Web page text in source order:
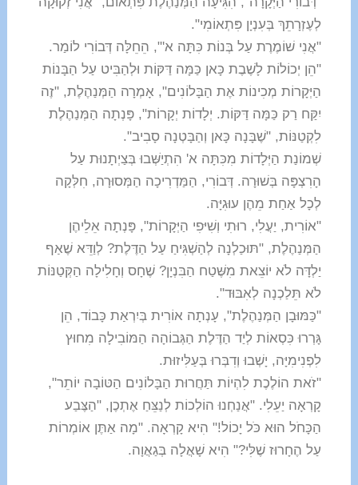
לְעֶזְרָתֵךְ בְּעִנְיָן פִּתְאוֹמִי".
"אֲנִי שׁוֹמֶרֶת עַל בְּנוֹת כִּתָּה א'", הֵחֵלָּה דְּבוֹרִי לוֹמַר.
"הֵן יְכוֹלוֹת לָשֶׁבֶת כָּאן כַּמָּה דַּקּוֹת וּלְהַבִּיט עַל הַבָּנוֹת
הַיְּקָרוֹת מְכִינוֹת אֶת הַבָּלוֹנִים", אָמְרָה הַמְּנַהֶלֶת, "זֶה
יִקַּח רַק כַּמָּה דַּקּוֹת. יְלָדוֹת יְקָרוֹת", פָּנְתָה הַמְּנַהֶלֶת
לִקְטַנּוֹת, "שֶׁבָּנָה כָּאן וְהַבָּטְנָה סָבִיב".
שְׁמוֹנַת הַיְּלָדוֹת מִכִּתָּה א' הִתְיַשְּׁבוּ בְּצַיְתָנוּת עַל
הָרִצְפָּה בְּשׁוּרָה. דְּבוֹרִי, הַמַּדְרִיכָה הַמְּסוּרָה, חִלְּקָה
לְכָל אַחַת מֵהֶן עוּגִיָּה.
"אוֹרִית, יַעֲלִי, רוּתִי וְשִׁיּפִי הַיְּקָרוֹת", פָּנְתָה אֵלֵיהֶן
הַמְּנַהֶלֶת, "תּוּכַלְנָה לְהַשְׁגִּיחַ עַל הַדֶּלֶת? לְוַדֵּא שֶׁאַף
יַלְדָּה לֹא יוֹצֵאת מִשֶּׁטַח הַבִּנְיָן? שֶׁחָס וְחָלִילָה הַקְּטַנּוֹת
לֹא תֵּלַכְנָה לְאִבּוּד".
"כַּמּוּבָן הַמְּנַהֶלֶת", עָנְתָה אוֹרִית בְּיִרְאַת כָּבוֹד, הֵן
גָּרְרוּ כִּסְאוֹת לְיַד הַדֶּלֶת הַגְּבוֹהָה הַמּוֹבִילָה מִחוּץ
לִפְנִימִיָּה, יָשְׁבוּ וְדִבְּרוּ בְּעַלִּיזוּת.
"זֹאת הוֹלֶכֶת לִהְיוֹת תַּחֲרוּת הַבָּלוֹנִים הַטּוֹבָה יוֹתֵר",
קָרְאָה יַעֵלִי. "אֲנַחְנוּ הוֹלְכוֹת לְנַצֵּחַ אֶתְכֶן, "הַצֶּבַע
הַכָּחֹל הוּא כֹּל יָכוֹל!" הִיא קָרְאָה. "מָה אַתֶּן אוֹמְרוֹת
עַל הֶחָרוּז שֶׁלִּי?" הִיא שָׁאֲלָה בְּגַאֲוָה.